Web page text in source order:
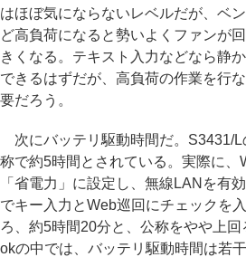
はほぼ気にならないレベルだが、ベ
ど高負荷になると勢いよくファンが
きくなる。テキスト入力などなら静
できるはずだが、高負荷の作業を行
要だろう。
次にバッテリ駆動時間だ。S3431/L
称で約5時間とされている。実際に、
「省電力」に設定し、無線LANを有
でキー入力とWeb巡回にチェックを
ろ、約5時間20分と、公称をやや上
okの中では、バッテリ駆動時間は若